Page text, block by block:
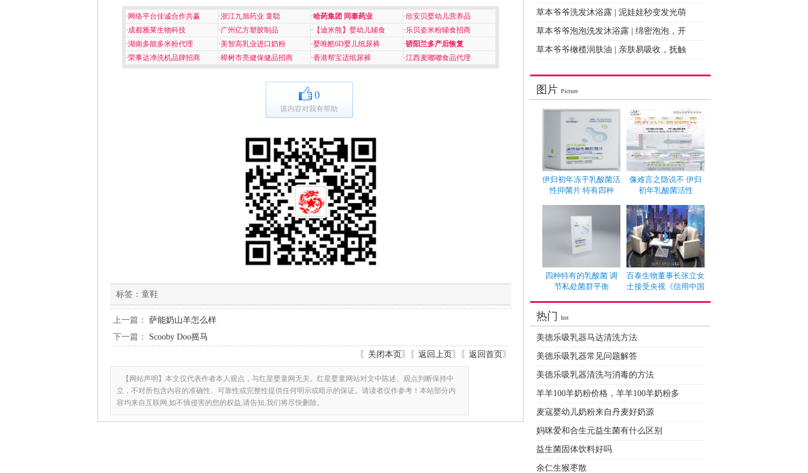
· 网络平台佳诚合作共赢 ·浙江九旭药业 童聪 ·哈药集团 同泰药业 ·欣安贝婴幼儿营养品
·成都雅莱生物科技 ·广州亿方塑胶制品 · 【迪米熊】婴幼儿辅食 ·乐贝姿米粉辅食招商
·湖南多能多米粉代理 ·美智高乳业进口奶粉 ·婴唯酷6D婴儿纸尿裤 ·骄阳兰多产后恢复
·荣事达净洗机品牌招商 ·樟树市亮健保健品招商 ·香港帮宝适纸尿裤 ·江西麦嘟嘟食品代理
0
该内容对我有帮助
标签： 童鞋
上一篇： 萨能奶山羊怎么样
下一篇： Scooby Doo摇马
〖 关闭本页〗〖 返回上页〗〖 返回首页〗
【网站声明】本文仅代表作者本人观点，与红星婴童网无关。红星婴童网站对文中陈述、观点判断保持中
立，不对所包含内容的准确性、可靠性或完整性提供任何明示或暗示的保证。请读者仅作参考！本站部分内
容均来自互联网,如不慎侵害的您的权益,请告知,我们将尽快删除。
草本爷爷洗发沐浴露 | 泥娃娃秒变发光萌
草本爷爷泡泡洗发沐浴露 | 绵密泡泡，开
草本爷爷橄榄润肤油 | 亲肤易吸收，抚触
图片 Picture
伊归初年冻干乳酸菌活
性抑菌片 特有四种
像难言之隐说不 伊归
初年乳酸菌活性
四种特有的乳酸菌 调
节私处菌群平衡
百泰生物董事长张立女
士接受央视《信用中国
热门 hot
美德乐吸乳器马达清洗方法
美德乐吸乳器常见问题解答
美德乐吸乳器清洗与消毒的方法
羊羊100羊奶粉价格，羊羊100羊奶粉多
麦寇婴幼儿奶粉来自丹麦好奶源
妈咪爱和合生元益生菌有什么区别
益生菌固体饮料好吗
余仁生猴枣散